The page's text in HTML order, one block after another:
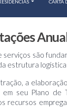
CARTA
são
estrutura
a
seu Plano de
recursos